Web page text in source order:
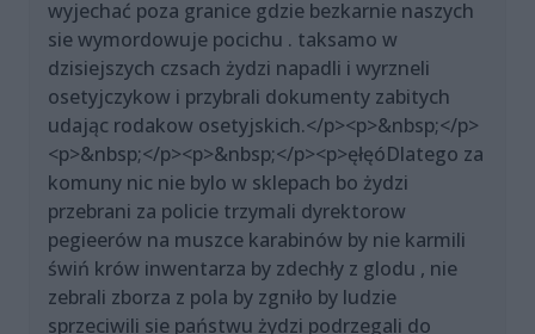
wyjechać poza granice gdzie bezkarnie naszych
sie wymordowuje pocichu . taksamo w
dzisiejszych czsach żydzi napadli i wyrzneli
osetyjczykow i przybrali dokumenty zabitych
udając rodakow osetyjskich.</p><p>&nbsp;</p>
<p>&nbsp;</p><p>&nbsp;</p><p>ęłęóDlatego za
komuny nic nie bylo w sklepach bo żydzi
przebrani za policie trzymali dyrektorow
pegieerów na muszce karabinów by nie karmili
świń krów inwentarza by zdechły z glodu , nie
zebrali zborza z pola by zgniło by ludzie
sprzeciwili sie państwu żydzi podrzegali do